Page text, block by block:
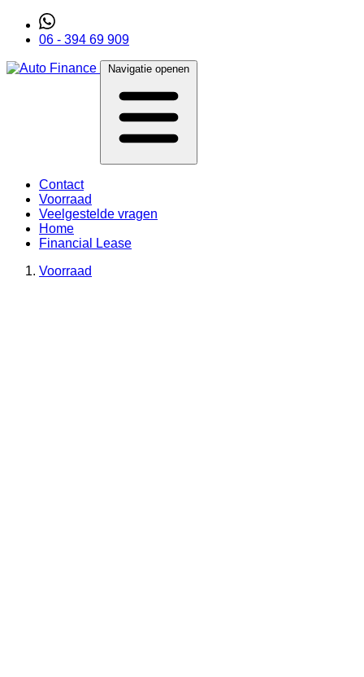
06 - 394 69 909
Navigatie openen
Contact
Voorraad
Veelgestelde vragen
Home
Financial Lease
Voorraad